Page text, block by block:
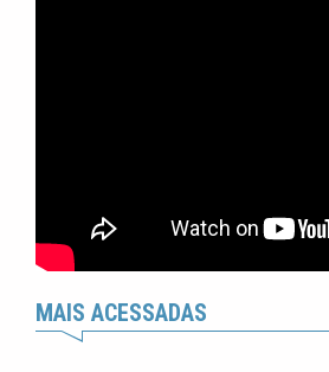
MAIS ACESSADAS